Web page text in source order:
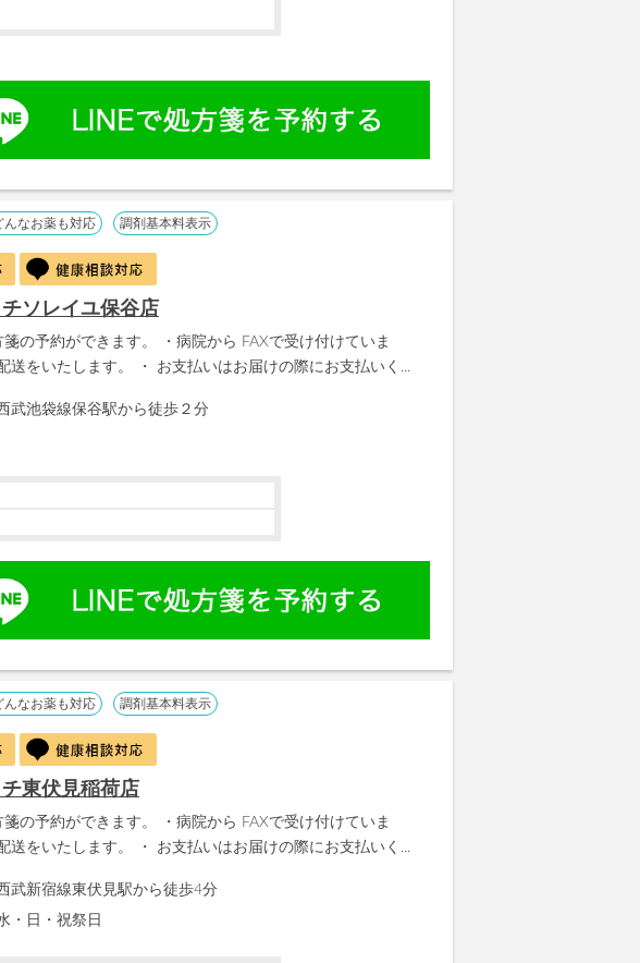
んなお薬も対応 調剤基本料表示
ソレイユ保谷店
箋の予約ができます。 ・病院から FAXで受け付けていま
送をいたします。 ・ お支払いはお届けの際にお支払いく...
武池袋線保谷駅から徒歩２分
んなお薬も対応 調剤基本料表示
東伏見稲荷店
箋の予約ができます。 ・病院から FAXで受け付けていま
送をいたします。 ・ お支払いはお届けの際にお支払いく...
武新宿線東伏見駅から徒歩4分
・日・祝祭日